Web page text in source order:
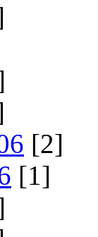
[2]
[1]